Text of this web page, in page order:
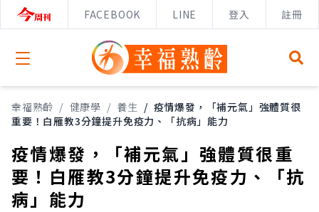
FACEBOOK LINE 登入 註冊
Open menu
幸福熟齡 / 健康學 / 養生 / 疫情爆發，「補元氣」強體質很
重要！白雁教3分鐘提升免疫力、「抗病」能力
疫情爆發，「補元氣」強體質很重
要！白雁教3分鐘提升免疫力、「抗
病」能力